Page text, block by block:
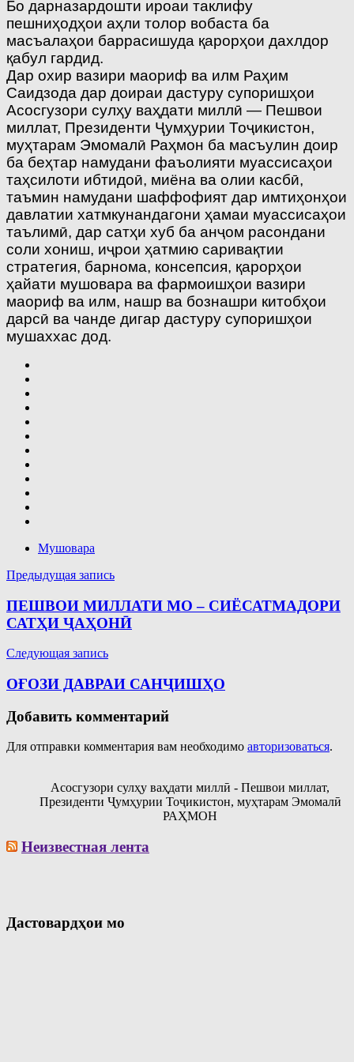
Бо дарназардошти ироаи таклифу
пешниҳодҳои аҳли толор вобаста ба
масъалаҳои баррасишуда қарорҳои дахлдор
қабул гардид.
Дар охир вазири маориф ва илм Раҳим
Саидзода дар доираи дастуру супоришҳои
Асосгузори сулҳу ваҳдати миллӣ — Пешвои
миллат, Президенти Ҷумҳурии Тоҷикистон,
муҳтарам Эмомалӣ Раҳмон ба масъулин доир
ба беҳтар намудани фаъолияти муассисаҳои
таҳсилоти ибтидоӣ, миёна ва олии касбӣ,
таъмин намудани шаффофият дар имтиҳонҳои
давлатии хатмкунандагони ҳамаи муассисаҳои
таълимӣ, дар сатҳи хуб ба анҷом расондани
соли хониш, иҷрои ҳатмию саривақтии
стратегия, барнома, консепсия, қарорҳои
ҳайати мушовара ва фармоишҳои вазири
маориф ва илм, нашр ва бознашри китобҳои
дарсӣ ва чанде дигар дастуру супоришҳои
мушаххас дод.
Мушовара
Навигация
по
записям
Предыдущая запись
ПЕШВОИ МИЛЛАТИ МО – СИЁСАТМАДОРИ
САТҲИ ҶАҲОНӢ
Следующая запись
ОҒОЗИ ДАВРАИ САНҶИШҲО
Добавить комментарий
Для отправки комментария вам необходимо авторизоваться.
Асосгузори сулҳу ваҳдати миллӣ - Пешвои миллат,
Президенти Ҷумҳурии Тоҷикистон, муҳтарам Эмомалӣ
РАҲМОН
Неизвестная лента
Дастовардҳои мо